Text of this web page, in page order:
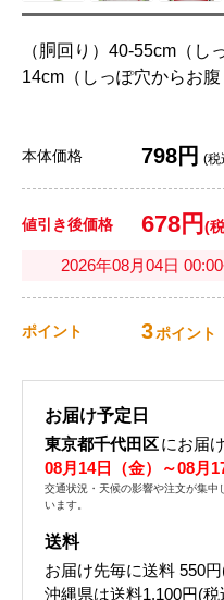
（胴回り）40-55cm（し
14cm（しっぽ穴からお
本体価格 798円 (税
値引き後価格 678円 (
2026年08月04日
ポイント 3ポイント
お届け予定日
東京都千代田区にお届
08月14日（金）～08月
交通状況・天候の影響や注文が集
います。
送料
お届け先毎に送料 550
沖縄県は送料1,100円(税